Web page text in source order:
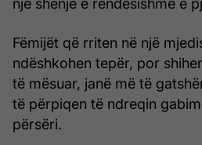
një shenjë e rëndësishme e
Fëmijët që rriten në një
ndëshkohen tepër, por
të mësuar, janë më të
të përpiqen të ndreqin
përsëri.